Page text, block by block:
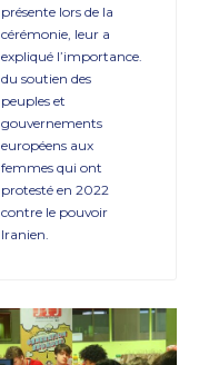
présente lors de la
cérémonie, leur a
expliqué l’importance.
du soutien des
peuples et
gouvernements
européens aux
femmes qui ont
protesté en 2022
contre le pouvoir
Iranien.